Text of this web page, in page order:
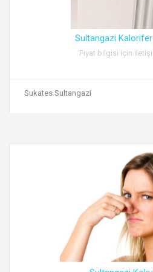
Sultangazi
Fiyat bilgisi için
Sukates Sultangazi